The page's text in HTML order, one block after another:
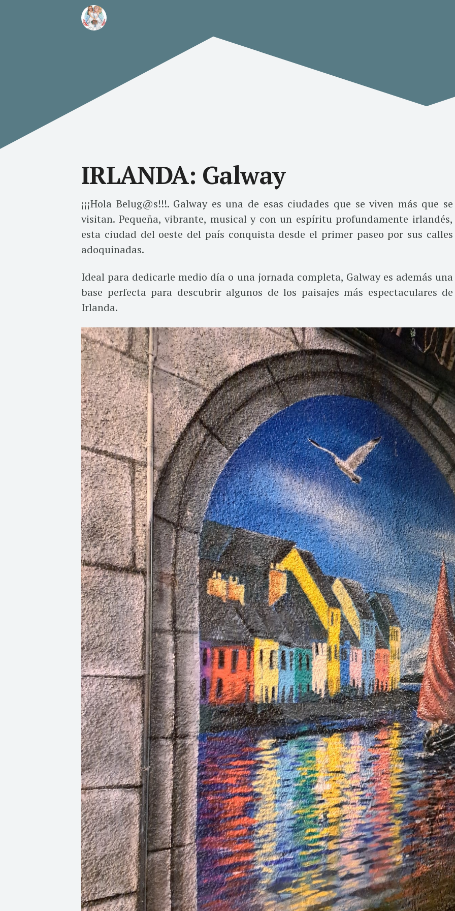
IRLANDA: Galway
¡¡¡Hola Belug@s!!!. Galway es una de esas ciudades que se viven más que se
visitan. Pequeña, vibrante, musical y con un espíritu profundamente irlandés,
esta ciudad del oeste del país conquista desde el primer paseo por sus calles
adoquinadas.
Ideal para dedicarle medio día o una jornada completa, Galway es además una
base perfecta para descubrir algunos de los paisajes más espectaculares de
Irlanda.